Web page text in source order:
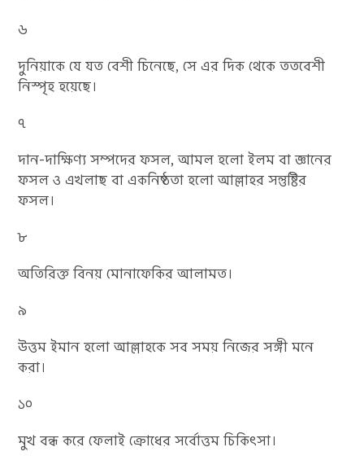
৬
দুনিয়াকে যে যত বেশী চিনেছে, সে এর দিক থেকে ততবেশী
নিস্পৃহ হয়েছে।
৭
দান-দাক্ষিণ্য সম্পদের ফসল, আমল হলো ইলম বা জ্ঞানের
ফসল ও এখলাছ বা একনিষ্ঠতা হলো আল্লাহর সন্তুষ্টির
ফসল।
৮
অতিরিক্ত বিনয় মোনাফেকির আলামত।
৯
উত্তম ইমান হলো আল্লাহকে সব সময় নিজের সঙ্গী মনে
করা।
১০
মুখ বন্ধ করে ফেলাই ক্রোধের সর্বোত্তম চিকিৎসা।